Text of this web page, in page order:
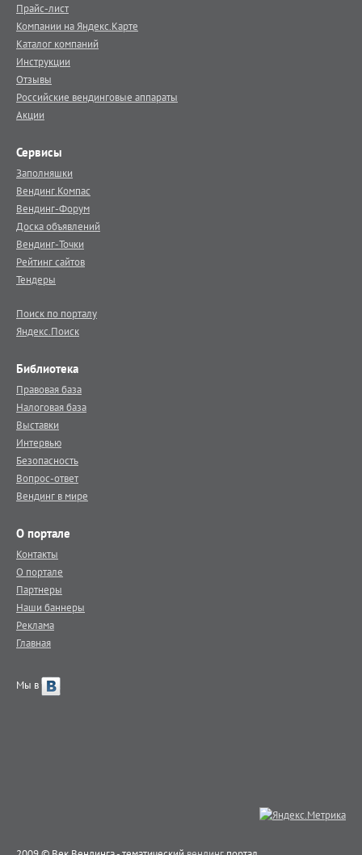
Прайс-лист
Компании на Яндекс.Карте
Каталог компаний
Инструкции
Отзывы
Российские вендинговые аппараты
Акции
Сервисы
Заполняшки
Вендинг.Компас
Вендинг-Форум
Доска объявлений
Вендинг-Точки
Рейтинг сайтов
Тендеры
Поиск по порталу
Яндекс.Поиск
Библиотека
Правовая база
Налоговая база
Выставки
Интервью
Безопасность
Вопрос-ответ
Вендинг в мире
О портале
Контакты
О портале
Партнеры
Наши баннеры
Реклама
Главная
Мы в